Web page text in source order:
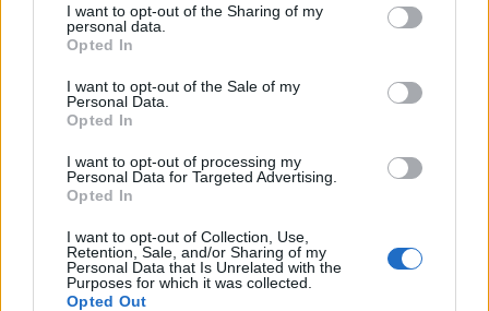
I want to opt-out of the Sharing of my
personal data.
Opted In
I want to opt-out of the Sale of my
Personal Data.
Opted In
I want to opt-out of processing my
Personal Data for Targeted Advertising.
Opted In
I want to opt-out of Collection, Use,
Retention, Sale, and/or Sharing of my
Personal Data that Is Unrelated with the
Purposes for which it was collected.
Opted Out
Διαβάστε περισσότερα εδώ: